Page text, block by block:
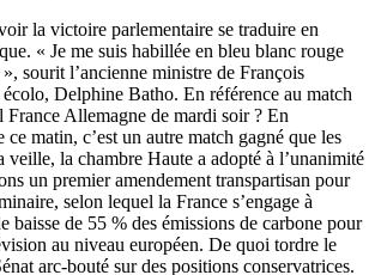
la victoire parlementaire se traduire en
« Je me suis habillée en bleu blanc rouge
sourit l’ancienne ministre de François
Delphine Batho. En référence au match
France Allemagne de mardi soir ? En
ce matin, c’est un autre match gagné que les
veille, la chambre Haute a adopté à l’unanimité
un premier amendement transpartisan pour
selon lequel la France s’engage à
baisse de 55 % des émissions de carbone pour
au niveau européen. De quoi tordre le
arc-bouté sur des positions conservatrices.